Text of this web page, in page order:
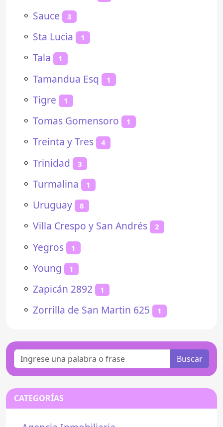
⚬ Sauce 3
⚬ Sta Lucia 1
⚬ Tala 1
⚬ Tamandua Esq 1
⚬ Tigre 1
⚬ Tomas Gomensoro 1
⚬ Treinta y Tres 4
⚬ Trinidad 3
⚬ Turmalina 1
⚬ Uruguay 8
⚬ Villa Crespo y San Andrés 2
⚬ Yegros 1
⚬ Young 1
⚬ Zapicán 2892 1
⚬ Zorrilla de San Martin 625 1
Buscar
CATEGORÍAS